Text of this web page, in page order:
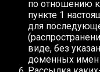
по отношению
пункте 1
для
виде, без
доменных имен